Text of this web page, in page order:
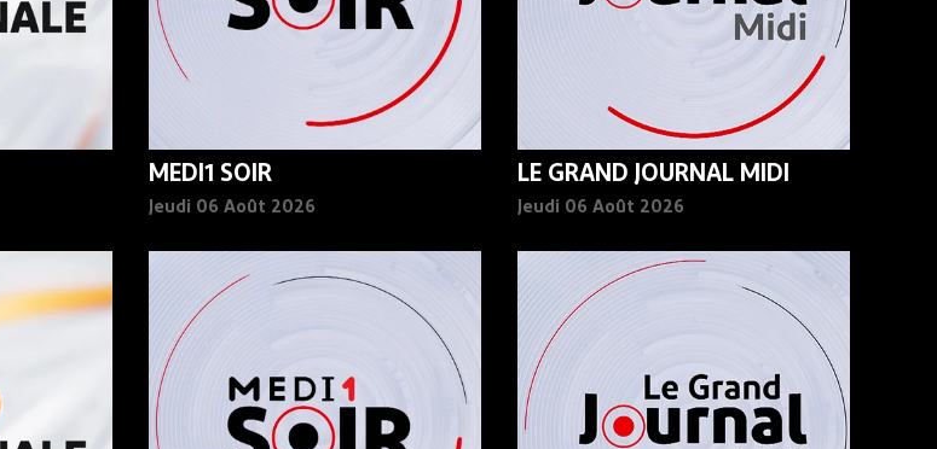
MEDI1 SOIR
Jeudi 06 Août 2026
LE GRAND JOURNAL MIDI
Jeudi 06 Août 2026